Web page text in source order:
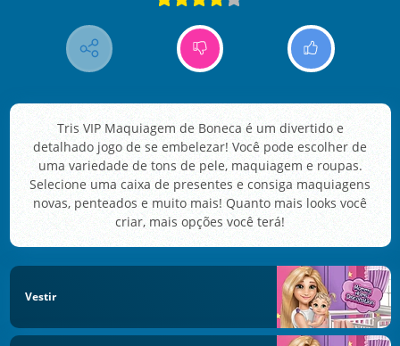
Tris VIP Maquiagem de Boneca é um divertido e
detalhado jogo de se embelezar! Você pode escolher de
uma variedade de tons de pele, maquiagem e roupas.
Selecione uma caixa de presentes e consiga maquiagens
novas, penteados e muito mais! Quanto mais looks você
criar, mais opções você terá!
Vestir